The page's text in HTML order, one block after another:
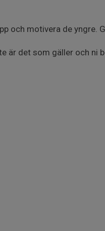
och motivera de yngre.
är det som gäller och ni